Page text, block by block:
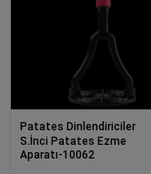
Patates Dinlendiriciler
S.İnci Patates Ezme
Aparatı-10062